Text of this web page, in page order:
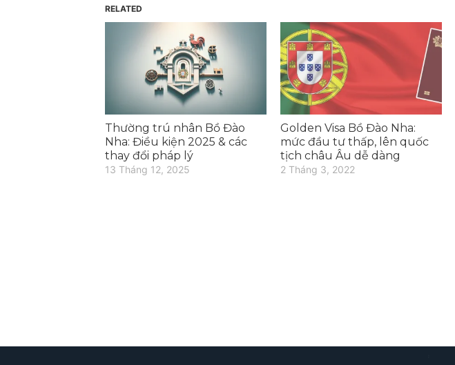
RELATED
Thường trú nhân Bồ Đào
Nha: Điều kiện 2025 & các
thay đổi pháp lý
13 Tháng 12, 2025
Golden Visa Bồ Đào Nha:
mức đầu tư thấp, lên quốc
tịch châu Âu dễ dàng
2 Tháng 3, 2022